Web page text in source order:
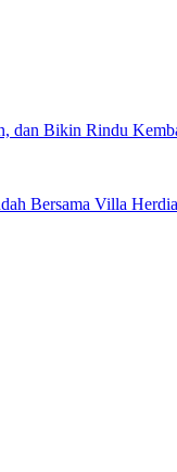
dan Bikin Rindu
Bersama Villa